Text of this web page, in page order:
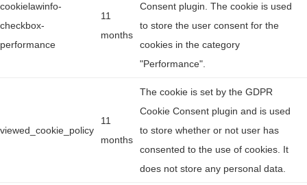
cookielawinfo-
checkbox-
performance
11
months
Consent plugin. The cookie is used
to store the user consent for the
cookies in the category
"Performance".
viewed_cookie_policy
11
months
The cookie is set by the GDPR
Cookie Consent plugin and is used
to store whether or not user has
consented to the use of cookies. It
does not store any personal data.